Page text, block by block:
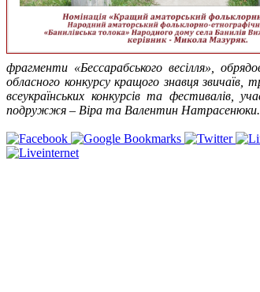
фрагменти «Бессарабського весілля»,
обласного конкурсу кращого знавця звичаїв,
всеукраїнських конкурсів та фестивалів,
подружжя – Віра та Валентин Натрасенюки.